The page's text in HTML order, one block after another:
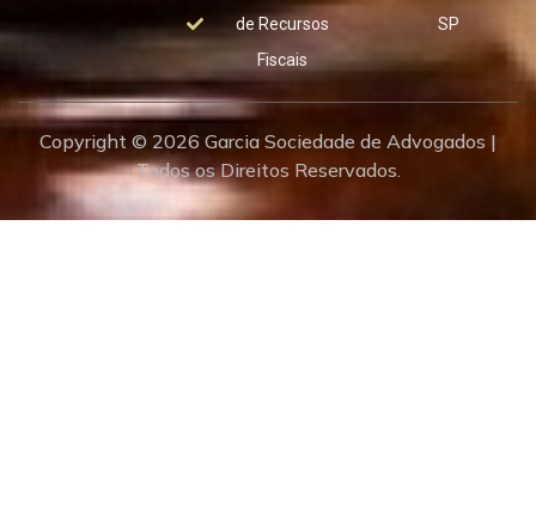
de Recursos
Fiscais
SP
Copyright © 2026 Garcia Sociedade de Advogados |
Todos os Direitos Reservados.